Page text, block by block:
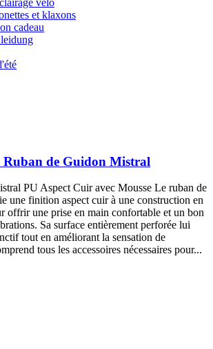
et klaxons
cadeau
de Guidon Mistral
PU Aspect Cuir avec Mousse Le ruban de
une finition aspect cuir à une construction en
offrir une prise en main confortable et un bon
Sa surface entièrement perforée lui
tout en améliorant la sensation de
tous les accessoires nécessaires pour...